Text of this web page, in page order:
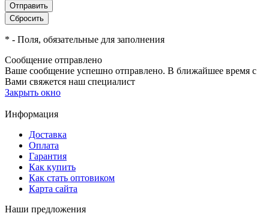
* - Поля, обязательные для заполнения
Сообщение отправлено
Ваше сообщение успешно отправлено. В ближайшее время с
Вами свяжется наш специалист
Закрыть окно
Информация
Доставка
Оплата
Гарантия
Как купить
Как стать оптовиком
Карта сайта
Наши предложения